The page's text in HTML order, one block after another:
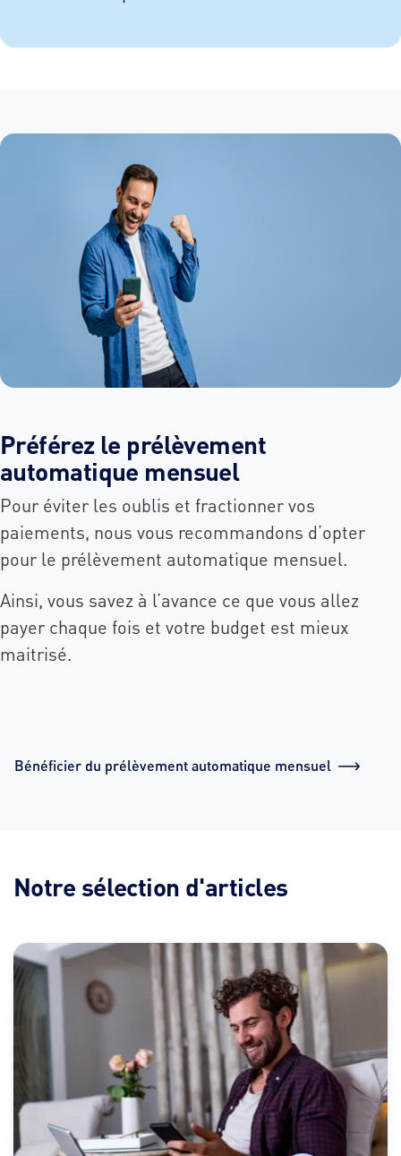
Préférez le prélèvement
automatique mensuel
Pour éviter les oublis et fractionner vos
paiements, nous vous recommandons d’opter
pour le prélèvement automatique mensuel.
Ainsi, vous savez à l’avance ce que vous allez
payer chaque fois et votre budget est mieux
maitrisé.
Bénéficier du prélèvement automatique mensuel
Notre sélection d'articles